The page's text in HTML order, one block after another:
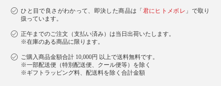
ひと目で良さがわかって、即決した商品は「 君にヒトメボレ 」で取り
扱っています。
正午までのご注文（支払い済み）は当日出荷いたします。
※在庫のある商品に限ります。
ご購入商品金額合計 10,000円 以上で送料無料です。
※一部配送便（特別配送便、クール便等）を除く
※ギフトラッピング料、配送料を除く合計金額